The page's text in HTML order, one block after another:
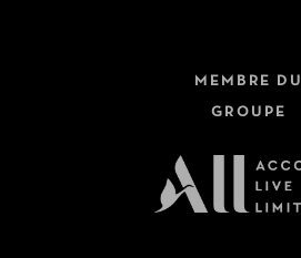
MEMBRE DU
GROUPE